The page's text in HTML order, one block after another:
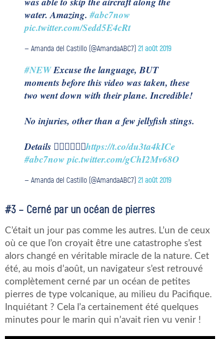
water. Amazing.#abc7now
pic.twitter.com/Sedd5E4cRt
— Amanda del Castillo (@AmandaABC7) 21 août 2019
#NEWExcuse the language, BUT
moments before this video was taken, these
two went down with their plane. Incredible!
No injuries, other than a few jellyfish stings.
Details 👇🏼👇🏼👇🏼https://t.co/du3ta4kICe
#abc7now pic.twitter.com/gChI2Mv68O
— Amanda del Castillo (@AmandaABC7) 21 août 2019
#3 – Cerné par un océan de pierres
C’était un jour pas comme les autres. L’un de ceux
où ce que l’on croyait être une catastrophe s’est
alors changé en véritable miracle de la nature. Cet
été, au mois d’août, un navigateur s’est retrouvé
complètement cerné par un océan de petites
pierres de type volcanique, au milieu du Pacifique.
Inquiétant ? Cela l’a certainement été quelques
minutes pour le marin qui n’avait rien vu venir !